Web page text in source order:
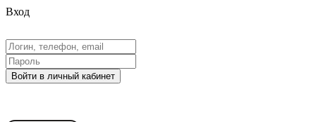
Вход
Войти в личный кабинет